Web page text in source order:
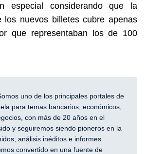
especial considerando que la
los nuevos billetes cubre apenas
que representaban los de 100
uno de los principales portales de
para temas bancarios, económicos,
con más de 20 años en el
y seguiremos siendo pioneros en la
análisis inéditos e informes
convertido en una fuente de